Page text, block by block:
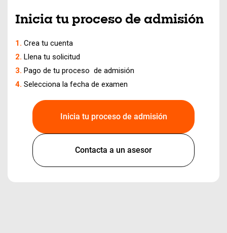
Inicia tu proceso de admisión
Crea tu cuenta
Llena tu solicitud
Pago de tu proceso de admisión
Selecciona la fecha de examen
Inicia tu proceso de admisión
Contacta a un asesor